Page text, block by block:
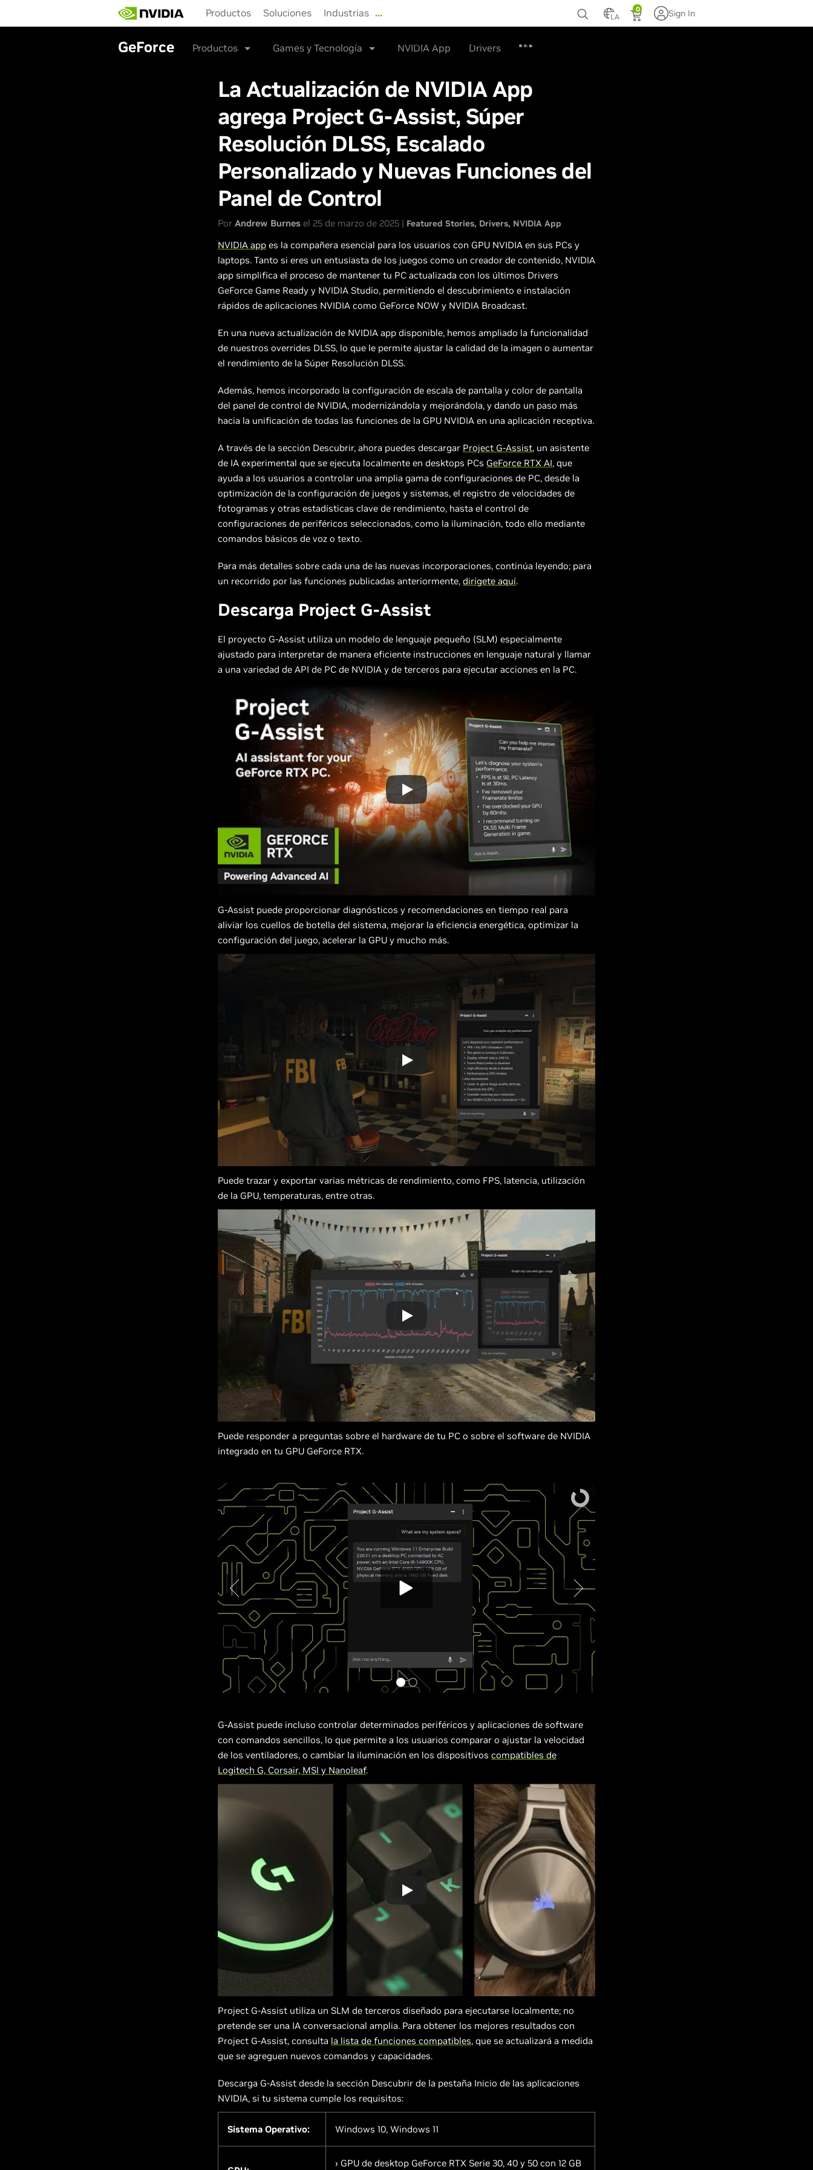
main
Productos Soluciones Industrias …
NVIDIA Store Drivers Soporte
LA
0 Sign In
GeForce Productos Games y Tecnología NVIDIA App Drivers
La Actualización de NVIDIA App
agrega Project G-Assist, Súper
Resolución DLSS, Escalado
Personalizado y Nuevas Funciones del
Panel de Control
Por Andrew Burnes el 25 de marzo de 2025 | Featured Stories Drivers NVIDIA App
NVIDIA app es la compañera esencial para los usuarios con GPU NVIDIA en sus PCs y
laptops. Tanto si eres un entusiasta de los juegos como un creador de contenido, NVIDIA
app simplifica el proceso de mantener tu PC actualizada con los últimos Drivers
GeForce Game Ready y NVIDIA Studio, permitiendo el descubrimiento e instalación
rápidos de aplicaciones NVIDIA como GeForce NOW y NVIDIA Broadcast.
En una nueva actualización de NVIDIA app disponible, hemos ampliado la funcionalidad
de nuestros overrides DLSS, lo que le permite ajustar la calidad de la imagen o aumentar
el rendimiento de la Súper Resolución DLSS.
Además, hemos incorporado la configuración de escala de pantalla y color de pantalla
del panel de control de NVIDIA, modernizándola y mejorándola, y dando un paso más
hacia la unificación de todas las funciones de la GPU NVIDIA en una aplicación receptiva.
A través de la sección Descubrir, ahora puedes descargar Project G-Assist, un asistente
de IA experimental que se ejecuta localmente en desktops PCs GeForce RTX AI, que
ayuda a los usuarios a controlar una amplia gama de configuraciones de PC, desde la
optimización de la configuración de juegos y sistemas, el registro de velocidades de
fotogramas y otras estadísticas clave de rendimiento, hasta el control de
configuraciones de periféricos seleccionados, como la iluminación, todo ello mediante
comandos básicos de voz o texto.
Para más detalles sobre cada una de las nuevas incorporaciones, continúa leyendo; para
un recorrido por las funciones publicadas anteriormente, dirígete aquí.
Descarga Project G-Assist
El proyecto G-Assist utiliza un modelo de lenguaje pequeño (SLM) especialmente
ajustado para interpretar de manera eficiente instrucciones en lenguaje natural y llamar
a una variedad de API de PC de NVIDIA y de terceros para ejecutar acciones en la PC.
G-Assist puede proporcionar diagnósticos y recomendaciones en tiempo real para
aliviar los cuellos de botella del sistema, mejorar la eficiencia energética, optimizar la
configuración del juego, acelerar la GPU y mucho más.
Puede trazar y exportar varias métricas de rendimiento, como FPS, latencia, utilización
de la GPU, temperaturas, entre otras.
Puede responder a preguntas sobre el hardware de tu PC o sobre el software de NVIDIA
integrado en tu GPU GeForce RTX.
G-Assist puede incluso controlar determinados periféricos y aplicaciones de software
con comandos sencillos, lo que permite a los usuarios comparar o ajustar la velocidad
de los ventiladores, o cambiar la iluminación en los dispositivos compatibles de
Logitech G, Corsair, MSI y Nanoleaf.
Project G-Assist utiliza un SLM de terceros diseñado para ejecutarse localmente; no
pretende ser una IA conversacional amplia. Para obtener los mejores resultados con
Project G-Assist, consulta la lista de funciones compatibles, que se actualizará a medida
que se agreguen nuevos comandos y capacidades.
Descarga G-Assist desde la sección Descubrir de la pestaña Inicio de las aplicaciones
NVIDIA, si tu sistema cumple los requisitos:
Sistema Operativo: Windows 10, Windows 11
› GPU de desktop GeForce RTX Serie 30, 40 y 50 con 12 GB